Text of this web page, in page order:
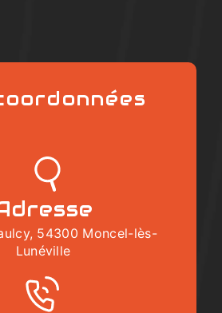
54300 Moncel-lès-
Lunéville